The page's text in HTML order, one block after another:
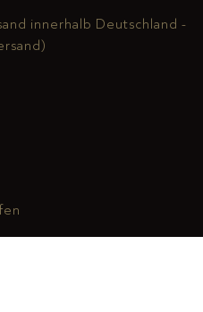
innerhalb Deutschland -